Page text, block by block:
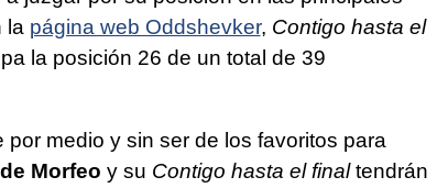
la página web Oddshevker, Contigo hasta el
la posición 26 de un total de 39
por medio y sin ser de los favoritos para
Morfeo y su Contigo hasta el finaltendrán